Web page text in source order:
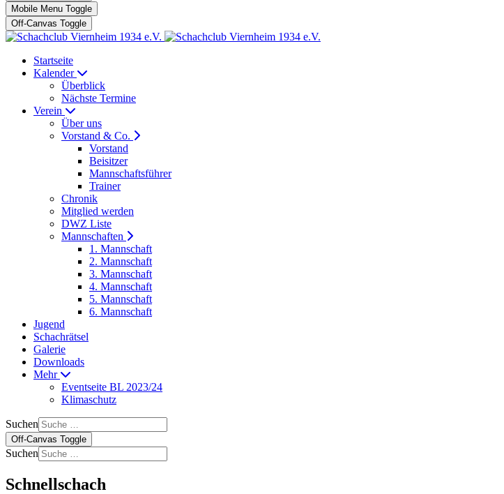
Mobile Menu Toggle
Off-Canvas Toggle
Startseite
Kalender
Überblick
Nächste Termine
Verein
Über uns
Vorstand & Co.
Vorstand
Beisitzer
Mannschaftsführer
Trainer
Chronik
Mitglied werden
DWZ Liste
Mannschaften
1. Mannschaft
2. Mannschaft
3. Mannschaft
4. Mannschaft
5. Mannschaft
6. Mannschaft
Jugend
Schachrätsel
Galerie
Downloads
Mehr
Eventseite BL 2023/24
Klimaschutz
Suchen
Off-Canvas Toggle
Suchen
Schnellschach